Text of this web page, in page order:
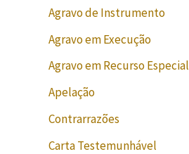
Agravo de Instrumento
Agravo em Execução
Agravo em Recurso Especial
Apelação
Contrarrazões
Carta Testemunhável